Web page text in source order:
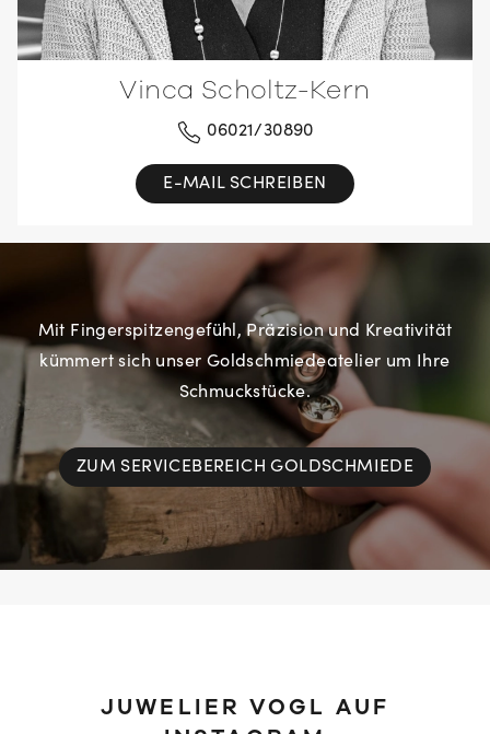
Vinca Scholtz-Kern
06021/30890
E-MAIL SCHREIBEN
Mit Fingerspitzengefühl, Präzision und Kreativität
kümmert sich unser Goldschmiedeatelier um Ihre
Schmuckstücke.
ZUM SERVICEBEREICH GOLDSCHMIEDE
JUWELIER VOGL AUF